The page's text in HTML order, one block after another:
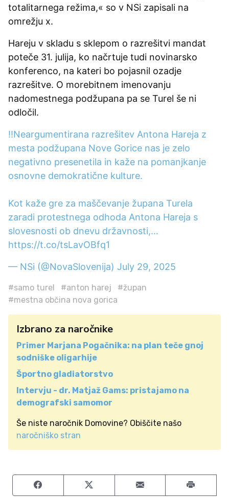
totalitarnega režima,« so v NSi zapisali na
omrežju x.
Hareju v skladu s sklepom o razrešitvi mandat
poteče 31. julija, ko načrtuje tudi novinarsko
konferenco, na kateri bo pojasnil ozadje
razrešitve. O morebitnem imenovanju
nadomestnega podžupana pa se Turel še ni
odločil.
‼️Neargumentirana razrešitev Antona Hareja z
mesta podžupana Nove Gorice nas je zelo
negativno presenetila in kaže na pomanjkanje
osnovne demokratične kulture.
Kot kaže gre za maščevanje župana Turela
zaradi protestnega odhoda Antona Hareja s
slovesnosti ob dnevu državnosti,…
https://t.co/tsLavOBfq1
— NSi (@NovaSlovenija) July 29, 2025
#samo turel #anton harej
#župan
#mestna občina nova gorica
Izbrano za naročnike
Primer Marjana Pogačnika: na plan teče gnoj
sodniške oligarhije
Športno gladiatorstvo
Intervju - dr. Matjaž Gams: pristajamo na
demografski samomor
Še niste naročnik Domovine? Obiščite našo
naročniško stran
Share on FacebookShare on TwitterShare by email